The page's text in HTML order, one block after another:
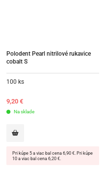
Polodent Pearl nitrilové rukavice
cobalt S
100 ks
9,20 €
Na sklade
Pri kúpe 5 a viac bal cena 6,90 €. Pri kúpe
10 a viac bal cena 6,20 €.